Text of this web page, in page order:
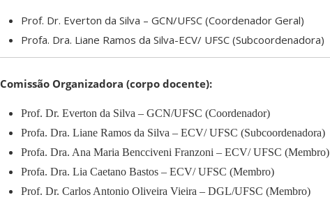
Prof. Dr. Everton da Silva – GCN/UFSC (Coordenador Geral)
Profa. Dra. Liane Ramos da Silva-ECV/ UFSC (Subcoordenadora)
Comissão Organizadora (corpo docente):
Prof. Dr. Everton da Silva – GCN/UFSC (Coordenador)
Profa. Dra. Liane Ramos da Silva – ECV/ UFSC (Subcoordenadora)
Profa. Dra. Ana Maria Bencciveni Franzoni – ECV/ UFSC (Membro)
Profa. Dra. Lia Caetano Bastos – ECV/ UFSC (Membro)
Prof. Dr. Carlos Antonio Oliveira Vieira – DGL/UFSC (Membro)